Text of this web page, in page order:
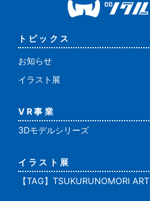
トピックス
お知らせ
イラスト展
VR事業
3Dモデルシリーズ
イラスト展
【TAG】TSUKURUNOMORI